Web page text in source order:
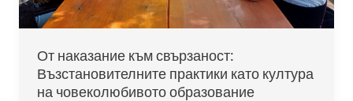
към
друг
От наказание към свързаност:
Възстановителните практики като култура
на човеколюбивото образование